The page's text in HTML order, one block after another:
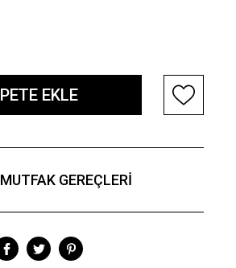
MUTFAK GEREÇLERI